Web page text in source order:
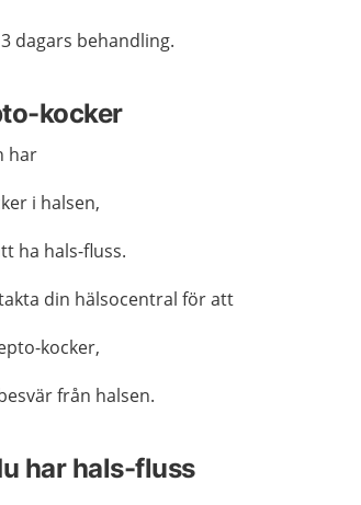
dagars behandling.
kocker
har
i halsen,
ha hals-fluss.
din hälsocentral för att
kocker,
från halsen.
har hals-fluss